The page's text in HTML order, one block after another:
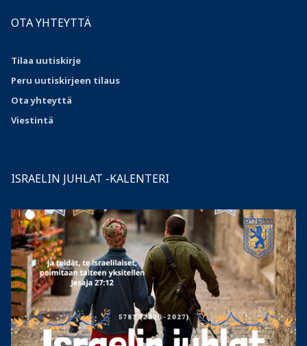
OTA YHTEYTTÄ
Tilaa uutiskirje
Peru uutiskirjeen tilaus
Otayhteyttä
Viestintä
ISRAELIN JUHLAT -KALENTERI